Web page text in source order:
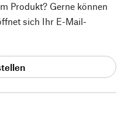
Produkt? Gerne können
sich Ihr E-Mail-